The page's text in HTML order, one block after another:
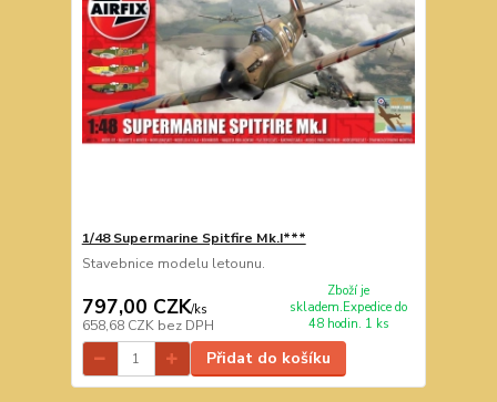
1/48 Supermarine Spitfire Mk.I***
Stavebnice modelu letounu.
797,00 CZK/ks
658,68 CZK bez DPH
Zboží je
skladem.Expedice do
48 hodin. 1 ks
Přidat do košíku